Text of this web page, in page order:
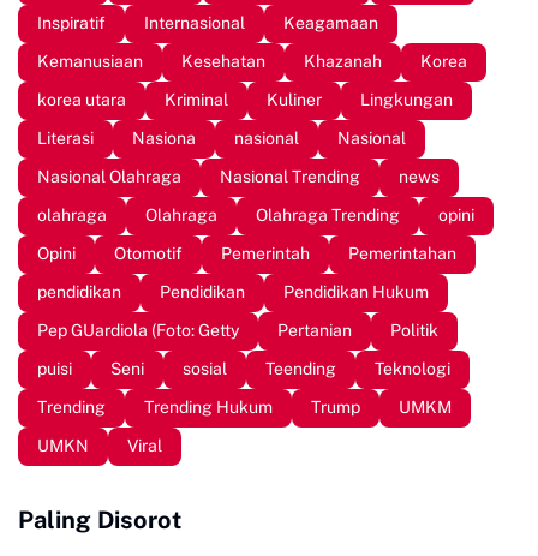
Inspiratif
Internasional
Keagamaan
Kemanusiaan
Kesehatan Khazanah
Korea
korea utara
Kriminal Kuliner
Lingkungan
Literasi
Nasiona nasional
Nasional
Nasional Olahraga
Nasional Trending
news
olahraga
Olahraga Olahraga Trending
opini
Opini
Otomotif Pemerintah
Pemerintahan
pendidikan
Pendidikan
Pendidikan Hukum
Pep GUardiola (Foto: Getty
Pertanian
Politik
puisi
Seni sosial Teending
Teknologi
Trending
Trending Hukum Trump
UMKM
UMKN
Viral
Paling Disorot